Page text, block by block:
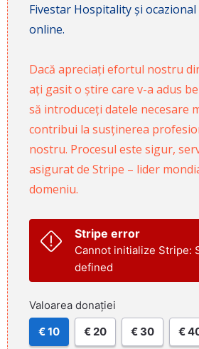
Fivestar Hospitality și
online.
Dacă apreciați efortul nostru
ați gasit o știre care v-a adus
să introduceți datele necesare
contribui la susținerea
nostru. Procesul este sigur,
asigurat de Stripe – lider
domeniu.
Stripe error
Cannot initialize Stripe:
defined
Valoarea donației
€ 10 € 20 € 30 €